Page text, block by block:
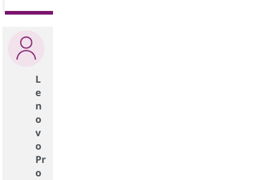
L
e
n
o
v
o
Pr
o